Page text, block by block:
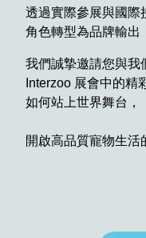
透過實際參展與國際
角色轉型為品牌輸出
我們誠摯邀請您與我
Interzoo 展會中的精
如何站上世界舞台，
開啟高品質寵物生活